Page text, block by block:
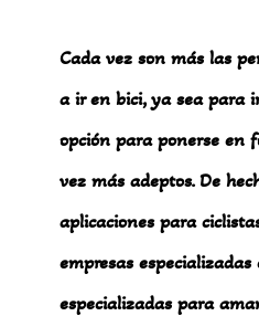
Cada vez son más las
a ir en bici, ya sea para
opción para ponerse en
vez más adeptos. De
aplicaciones para
empresas
especializadas para